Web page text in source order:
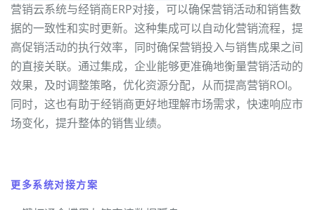
营销云系统与经销商ERP对接，可以确保营销活动和销售数
据的一致性和实时更新。这种集成可以自动化营销流程，提
高促销活动的执行效率，同时确保营销投入与销售成果之间
的直接关联。通过集成，企业能够更准确地衡量营销活动的
效果，及时调整策略，优化资源分配，从而提高营销ROI。
同时，这也有助于经销商更好地理解市场需求，快速响应市
场变化，提升整体的销售业绩。
更多系统对接方案